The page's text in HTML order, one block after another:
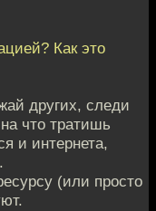
Как это
других, следи
что тратишь
и интернета,
(или просто